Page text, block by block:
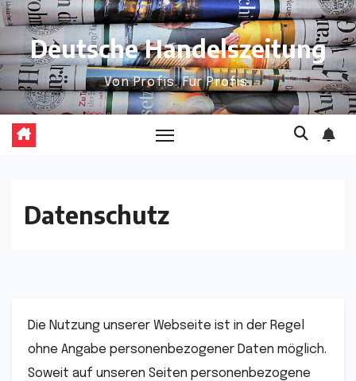
Skip
contentDeutsche Handelszeitung
Von Profis. Für Profis.
Datenschutz
Die Nutzung unserer Webseite ist in der Regel
ohne Angabe personenbezogener Daten möglich.
Soweit auf unseren Seiten personenbezogene